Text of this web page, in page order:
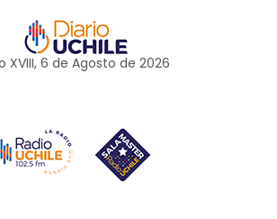
XVIII, 6 de Agosto de 2026